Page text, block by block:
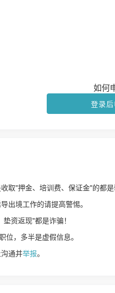
如何
登录
取"押金、培训费、保证金"的都是
出境工作的请提高警惕。
资返现"都是诈骗！
位，多半是虚假信息。
通并举报。